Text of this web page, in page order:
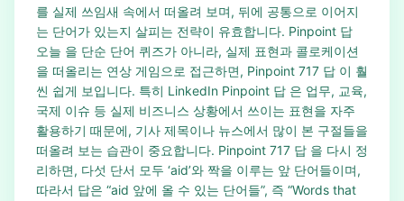
를 실제 쓰임새 속에서 떠올려 보며, 뒤에 공통으로 이어지
는 단어가 있는지 살피는 전략이 유효합니다. Pinpoint 답
오늘 을 단순 단어 퀴즈가 아니라, 실제 표현과 콜로케이션
을 떠올리는 연상 게임으로 접근하면, Pinpoint 717 답 이 훨
씬 쉽게 보입니다. 특히 LinkedIn Pinpoint 답 은 업무, 교육,
국제 이슈 등 실제 비즈니스 상황에서 쓰이는 표현을 자주
활용하기 때문에, 기사 제목이나 뉴스에서 많이 본 구절들을
떠올려 보는 습관이 중요합니다. Pinpoint 717 답 을 다시 정
리하면, 다섯 단서 모두 ‘aid’와 짝을 이루는 앞 단어들이며,
따라서 답은 “aid 앞에 올 수 있는 단어들”, 즉 “Words that